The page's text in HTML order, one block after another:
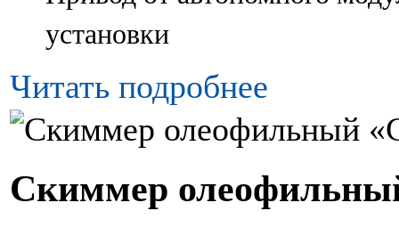
установки
Читать подробнее
Скиммер